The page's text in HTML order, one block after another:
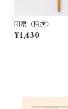
団扇（相撲）
¥1,430